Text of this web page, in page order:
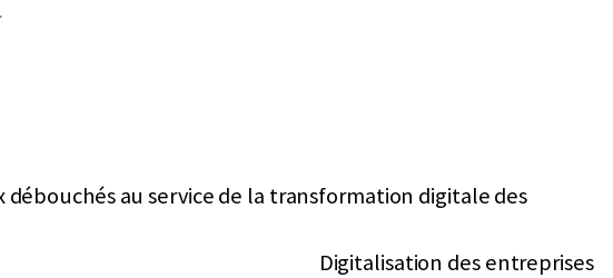
débouchés au service de la transformation digitale des
Digitalisation des entreprises